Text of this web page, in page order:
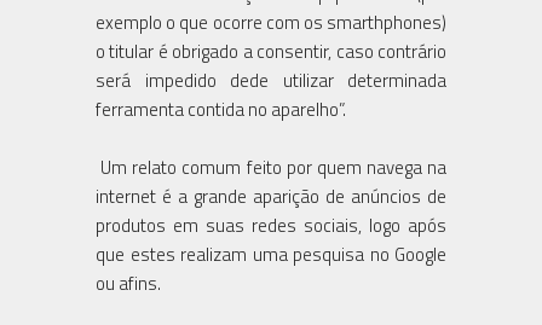
exemplo o que ocorre com os smarthphones)
o titular é obrigado a consentir, caso contrário
será impedido dede utilizar determinada
ferramenta contida no aparelho”.
Um relato comum feito por quem navega na
internet é a grande aparição de anúncios de
produtos em suas redes sociais, logo após
que estes realizam uma pesquisa no Google
ou afins.